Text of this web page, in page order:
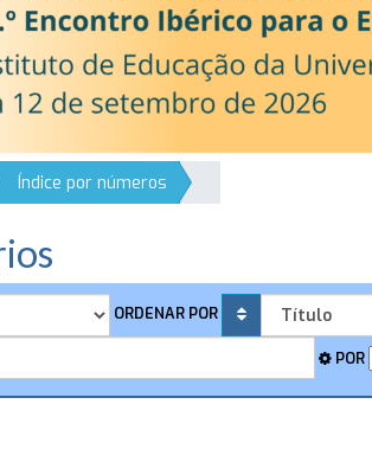
Índice por números
ORDENAR POR
POR